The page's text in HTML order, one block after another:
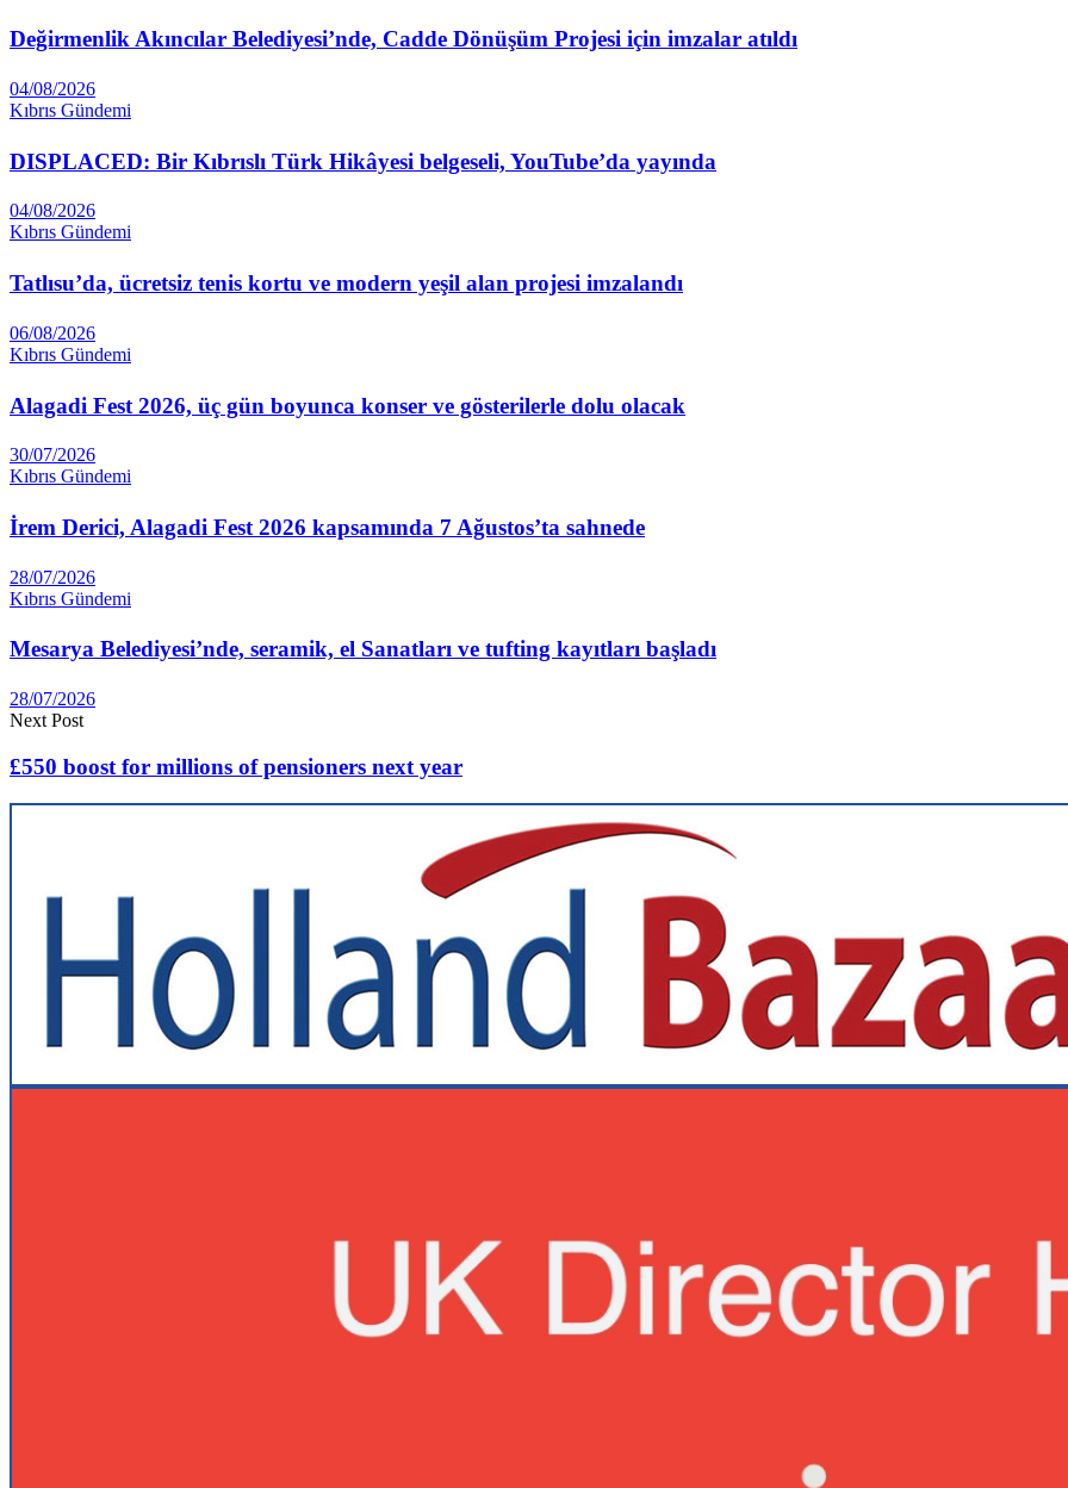
Değirmenlik Akıncılar Belediyesi’nde, Cadde Dönüşüm Projesi için imzalar atıldı
04/08/2026
Kıbrıs Gündemi
DISPLACED: Bir Kıbrıslı Türk Hikâyesi belgeseli, YouTube’da yayında
04/08/2026
Kıbrıs Gündemi
Tatlısu’da, ücretsiz tenis kortu ve modern yeşil alan projesi imzalandı
06/08/2026
Kıbrıs Gündemi
Alagadi Fest 2026, üç gün boyunca konser ve gösterilerle dolu olacak
30/07/2026
Kıbrıs Gündemi
İrem Derici, Alagadi Fest 2026 kapsamında 7 Ağustos’ta sahnede
28/07/2026
Kıbrıs Gündemi
Mesarya Belediyesi’nde, seramik, el Sanatları ve tufting kayıtları başladı
28/07/2026
Next Post
£550 boost for millions of pensioners next year